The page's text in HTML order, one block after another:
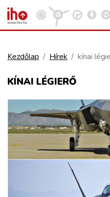
VASÚT
REPÜLÉS
KÖZLEKEDÉSFEJLESZTÉS
Kezdőlap Hírek kínai
KÍNAI LÉGIERŐ